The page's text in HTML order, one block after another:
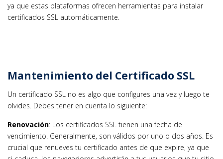
ya que estas plataformas ofrecen herramientas para instalar
certificados SSL automáticamente.
Mantenimiento del Certificado SSL
Un certificado SSL no es algo que configures una vez y luego te
olvides. Debes tener en cuenta lo siguiente:
Renovación: Los certificados SSL tienen una fecha de
vencimiento. Generalmente, son válidos por uno o dos años. Es
crucial que renueves tu certificado antes de que expire, ya que